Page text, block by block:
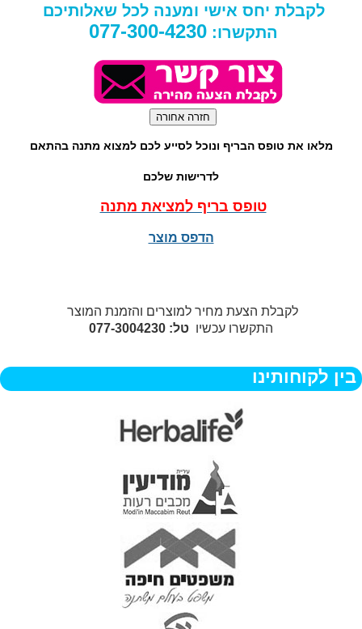
לקבלת יחס אישי ומענה לכל שאלותיכם
התקשרו: 077-300-4230
מלאו את טופס הבריף ונוכל לסייע לכם למצוא מתנה בהתאם
לדרישות שלכם
טופס בריף למציאת מתנה
הדפס מוצר
לקבלת הצעת מחיר למוצרים והזמנת המוצר
התקשרו עכשיו טל: 077-3004230
בין לקוחותינו